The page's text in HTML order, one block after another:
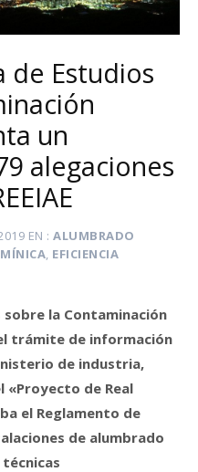
de Estudios
un
alegaciones
EN
ALUMBRADO
, EFICIENCIA
sobre la Contaminación
trámite de información
de industria,
«Proyecto de Real
el Reglamento de
de alumbrado